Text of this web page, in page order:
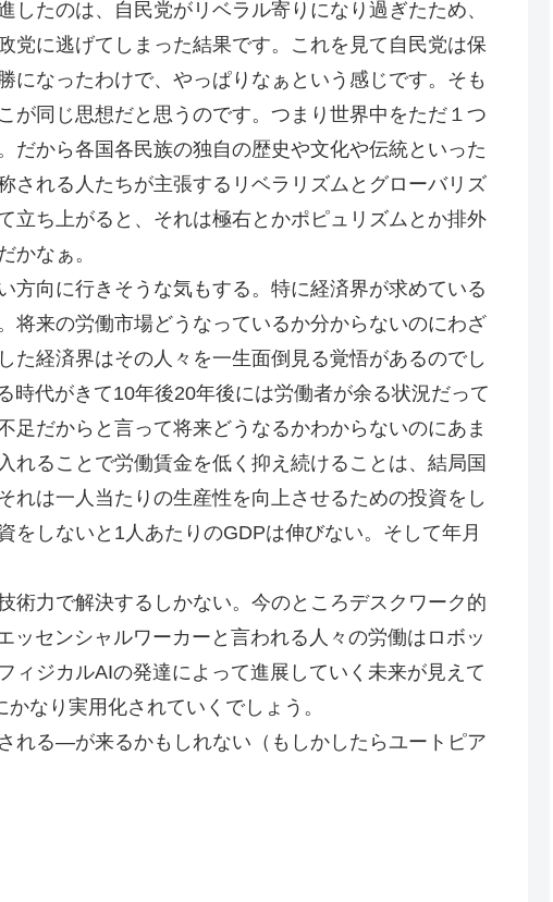
たのは、自民党がリベラル寄りになり過ぎたため、
党に逃げてしまった結果です。これを見て自民党は保
になったわけで、やっぱりなぁという感じです。そも
が同じ思想だと思うのです。つまり世界中をただ１つ
だから各国各民族の独自の歴史や文化や伝統といった
される人たちが主張するリベラリズムとグローバリズ
立ち上がると、それは極右とかポピュリズムとか排外
かなぁ。
方向に行きそうな気もする。特に経済界が求めている
将来の労働市場どうなっているか分からないのにわざ
た経済界はその人々を一生面倒見る覚悟があるのでし
時代がきて10年後20年後には労働者が余る状況だって
足だからと言って将来どうなるかわからないのにあま
れることで労働賃金を低く抑え続けることは、結局国
れは一人当たりの生産性を向上させるための投資をし
をしないと1人あたりのGDPは伸びない。そして年月
術力で解決するしかない。今のところデスクワーク的
ッセンシャルワーカーと言われる人々の労働はロボッ
ィジカルAIの発達によって進展していく未来が見えて
なり実用化されていくでしょう。
れる―が来るかもしれない（もしかしたらユートピア